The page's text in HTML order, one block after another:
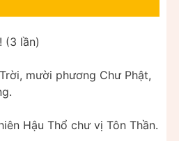
(3 lần)
mười phương Chư Phật,
Hậu Thổ chư vị Tôn Thần.